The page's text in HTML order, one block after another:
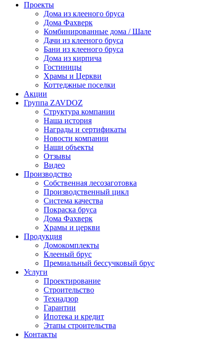
Проекты
Дома из клееного бруса
Дома Фахверк
Комбинированные дома / Шале
Дачи из клееного бруса
Бани из клееного бруса
Дома из кирпича
Гостиницы
Храмы и Церкви
Коттеджные поселки
Акции
Группа ZAVDOZ
Структура компании
Наша история
Награды и сертификаты
Новости компании
Наши объекты
Отзывы
Видео
Производство
Собственная лесозаготовка
Производственный цикл
Система качества
Покраска бруса
Дома Фахверк
Храмы и церкви
Продукция
Домокомплекты
Клееный брус
Премиальный бессучковый брус
Услуги
Проектирование
Строительство
Технадзор
Гарантии
Ипотека и кредит
Этапы строительства
Контакты